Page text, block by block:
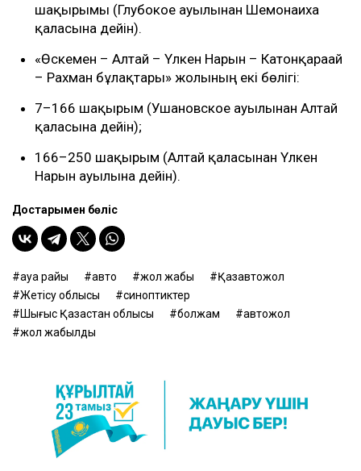
шақырымы (Глубокое ауылынан Шемонаиха
қаласына дейін).
«Өскемен – Алтай – Үлкен Нарын – Катонқарағай
– Рахман бұлақтары» жолының екі бөлігі:
7–166 шақырым (Ушановское ауылынан Алтай
қаласына дейін);
166–250 шақырым (Алтай қаласынан Үлкен
Нарын ауылына дейін).
Достарыңмен бөліс
ауа райы авто жол жабық
Қазавтожол
Жетісу облысы
синоптиктер
Шығыс Қазақстан облысы
болжам
автожол
жол жабылды